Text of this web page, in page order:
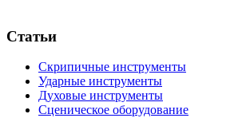
Статьи
Скрипичные инструменты
Ударные инструменты
Духовые инструменты
Сценическое оборудование